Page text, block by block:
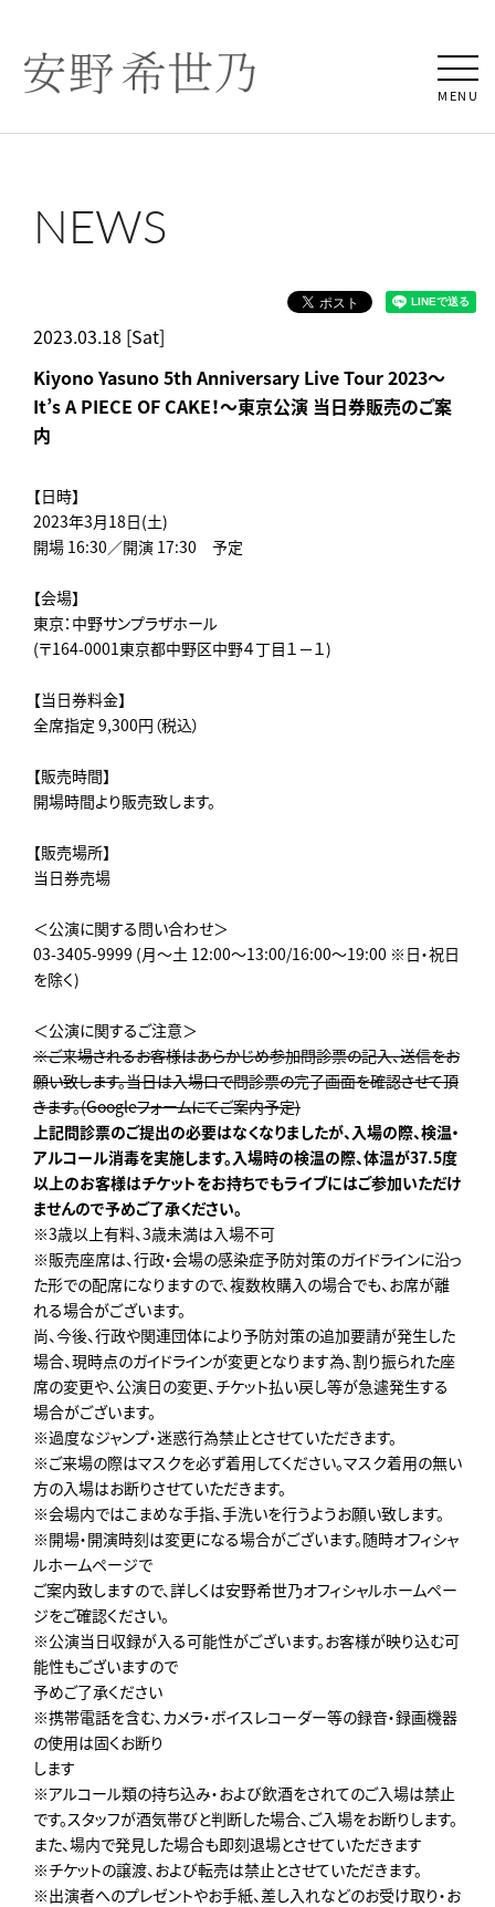
MENU
NEWS
2023.03.18 [Sat]
Kiyono Yasuno 5th Anniversary Live Tour 2023～
It’s A PIECE OF CAKE！～東京公演 当日券販売のご案
内
【日時】
2023年3月18日(土)
開場 16:30／開演 17:30 予定
【会場】
東京：中野サンプラザホール
(〒164-0001東京都中野区中野４丁目１−１)
【当日券料金】
全席指定 9,300円（税込）
【販売時間】
開場時間より販売致します。
【販売場所】
当日券売場
＜公演に関する問い合わせ＞
03-3405-9999 (月～土 12:00～13:00/16:00～19:00 ※日・祝日
を除く)
＜公演に関するご注意＞
※ご来場されるお客様はあらかじめ参加問診票の記入、送信をお
願い致します。当日は入場口で問診票の完了画面を確認させて頂
きます。(Googleフォームにてご案内予定)
上記問診票のご提出の必要はなくなりましたが、入場の際、検温・
アルコール消毒を実施します。入場時の検温の際、体温が37.5度
以上のお客様はチケットをお持ちでもライブにはご参加いただけ
ませんので予めご了承ください。
※3歳以上有料、3歳未満は入場不可
※販売座席は、行政・会場の感染症予防対策のガイドラインに沿っ
た形での配席になりますので、複数枚購入の場合でも、お席が離
れる場合がございます。
尚、今後、行政や関連団体により予防対策の追加要請が発生した
場合、現時点のガイドラインが変更となります為、割り振られた座
席の変更や、公演日の変更、チケット払い戻し等が急遽発生する
場合がございます。
※過度なジャンプ・迷惑行為禁止とさせていただきます。
※ご来場の際はマスクを必ず着用してください。マスク着用の無い
方の入場はお断りさせていただきます。
※会場内ではこまめな手指、手洗いを行うようお願い致します。
※開場・開演時刻は変更になる場合がございます。随時オフィシャ
ルホームページで
ご案内致しますので、詳しくは安野希世乃オフィシャルホームペー
ジをご確認ください。
※公演当日収録が入る可能性がございます。お客様が映り込む可
能性もございますので
予めご了承ください
※携帯電話を含む、カメラ・ボイスレコーダー等の録音・録画機器
の使用は固くお断り
します
※アルコール類の持ち込み・および飲酒をされてのご入場は禁止
です。スタッフが酒気帯びと判断した場合、ご入場をお断りします。
また、場内で発見した場合も即刻退場とさせていただきます
※チケットの譲渡、および転売は禁止とさせていただきます。
※出演者へのプレゼントやお手紙、差し入れなどのお受け取り・お